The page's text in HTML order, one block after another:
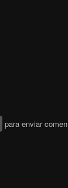
para enviar